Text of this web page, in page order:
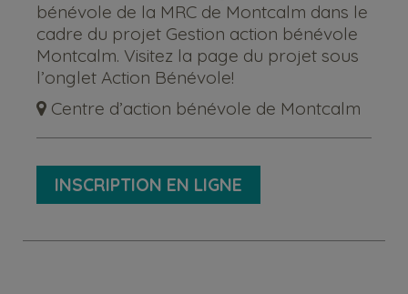
bénévole de la MRC de Montcalm dans le
cadre du projet Gestion action bénévole
Montcalm. Visitez la page du projet sous
l’onglet Action Bénévole!
Centre d’action bénévole de Montcalm
INSCRIPTION EN LIGNE